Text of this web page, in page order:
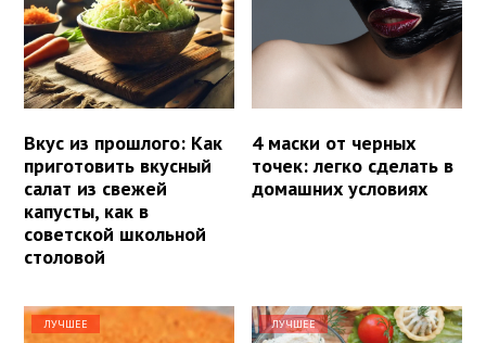
Вкус из прошлого: Как
приготовить вкусный
салат из свежей
капусты, как в
советской школьной
столовой
4 маски от черных
точек: легко сделать в
домашних условиях
ЛУЧШЕЕ ЛУЧШЕЕ